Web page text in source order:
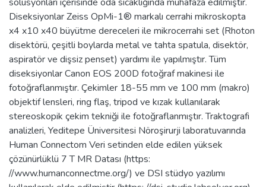
Diseksiyonlar Zeiss OpMi-1® markalı cerrahi mikroskopta
x4 x10 x40 büyütme dereceleri ile mikrocerrahi set (Rhoton
disektörü, çeşitli boylarda metal ve tahta spatula, disektör,
aspiratör ve dişsiz penset) yardımı ile yapılmıştır. Tüm
diseksiyonlar Canon EOS 200D fotoğraf makinesi ile
fotoğraflanmıştır. Çekimler 18-55 mm ve 100 mm (makro)
objektif lensleri, ring flaş, tripod ve kızak kullanılarak
stereoskopik çekim tekniği ile fotoğraflanmıştır. Traktografi
analizleri, Yeditepe Üniversitesi Nöroşirurji laboratuvarında
Human Connectom Veri setinden elde edilen yüksek
çözünürlüklü 7 T MR Datası (https:
//www.humanconnectme.org/) ve DSI stüdyo yazılımı